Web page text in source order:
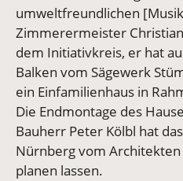
umweltfreundlichen
Zimmerermeister
dem Initiativkreis, er hat
Balken vom Sägewerk
ein Einfamilienhaus in
Die Endmontage des
Bauherr Peter Kölbl hat
Nürnberg vom
planen lassen.